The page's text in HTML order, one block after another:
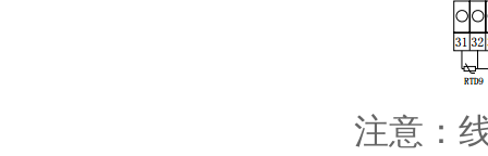
注意：